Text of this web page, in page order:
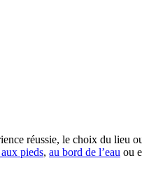
réussie, le choix du lieu
pieds, au bord de l’eau ou